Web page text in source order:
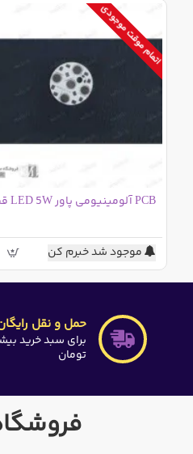
اتمام موقت موجودی
PCB آلومینیومی پاور LED 5W قطر 3
موجود شد خبرم کن
حمل و نقل
تومان